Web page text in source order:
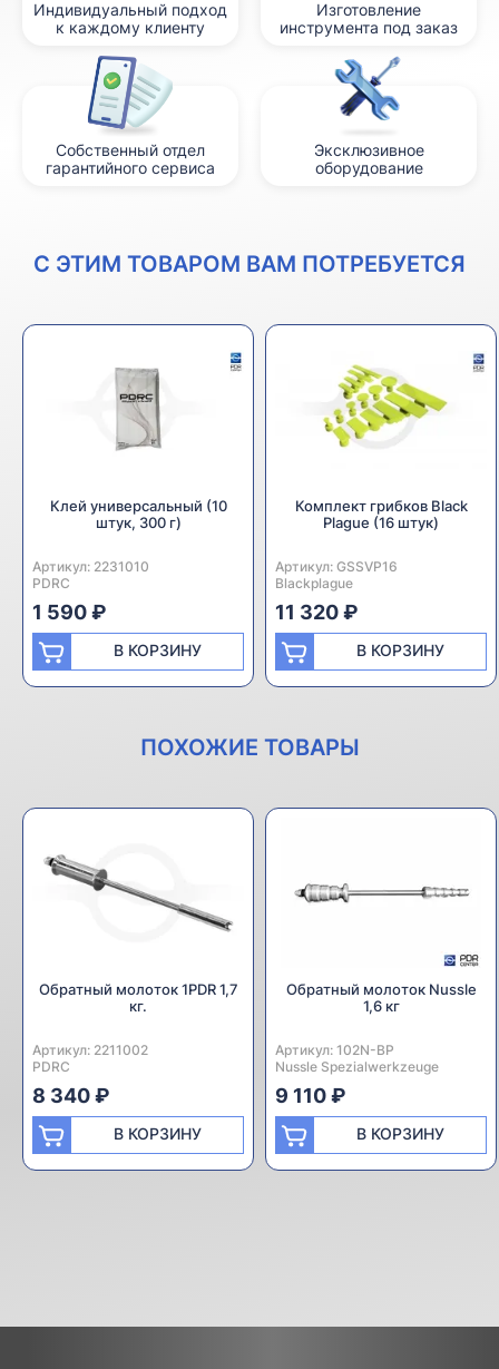
Индивидуальный подход
к каждому клиенту
Изготовление
инструмента под заказ
Собственный отдел
гарантийного сервиса
Эксклюзивное
оборудование
С ЭТИМ ТОВАРОМ ВАМ ПОТРЕБУЕТСЯ
Клей универсальный (10
штук, 300 г)
Артикул: 2231010
Производитель:
PDRC
1 590 ₽
В КОРЗИНУ
Комплект грибков Black
Plague (16 штук)
Артикул: GSSVP16
Производитель:
Blackplague
11 320 ₽
В КОРЗИНУ
ПОХОЖИЕ ТОВАРЫ
Обратный молоток 1PDR 1,7
кг.
Артикул: 2211002
Производитель:
PDRC
8 340 ₽
В КОРЗИНУ
Обратный молоток Nussle
1,6 кг
Артикул: 102N-BP
Производитель:
Nussle Spezialwerkzeuge
9 110 ₽
В КОРЗИНУ